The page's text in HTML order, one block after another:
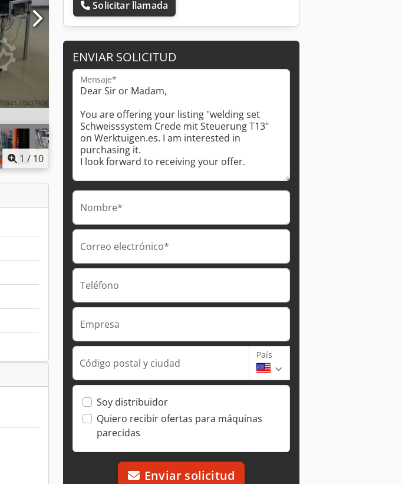
1 / 10
Solicitar llamada
ENVIAR SOLICITUD
Mensaje*
Nombre*
Correo electrónico*
Teléfono
Empresa
Código postal y ciudad
País
Soy distribuidor
Quiero recibir ofertas para máquinas
parecidas
Enviar solicitud